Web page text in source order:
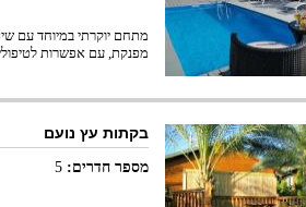
מתחם יוקרתי במיוחד עם
מפנקת, עם אפשרות לטיפולי
בקתות עץ נועם
מספר חדרים: 5